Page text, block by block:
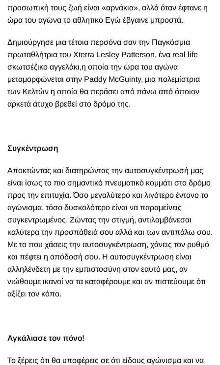
προσωπική τους ζωή είναι «αρνάκια», αλλά όταν έφτανε η
ώρα του αγώνα το αθλητικό Εγώ έβγαινε μπροστά.
Δημιούργησε μια τέτοια περσόνα σαν την Παγκόσμια
πρωταθλήτρια του Xterra Lesley Patterson, ένα real life
σκωτσέζικο αγγελάκι,η οποία την ώρα του αγώνα
μεταμορφώνεται στην Paddy McGuinty, μια πολεμίστρια
των Κελτών η οποία θα περάσει από πάνω από όποιον
αρκετά άτυχο βρεθεί στο δρόμο της.
Συγκέντρωση
Αποκτώντας και διατηρώντας την αυτοσυγκέντρωσή μας
είναι ίσως το πιο σημαντικό πνευματικό κομμάτι στο δρόμο
προς την επιτυχία. Όσο μεγαλύτερο και λιγότερο έντονο το
αγώνισμα, τόσο δυσκολότερο είναι να παραμείνεις
συγκεντρωμένος. Ζώντας την στιγμή, αντιλαμβάνεσαι
καλύτερα την προσπάθειά σου αλλά και των αντιπάλω σου.
Με το που χάσεις την αυτοσυγκέντρωση, χάνεις τον ρυθμό
και πέφτει η απόδοσή σου. Η αυτοσυγκέντρωση είναι
αλληλένδετη με την εμπιστοσύνη στον εαυτό μας, αν
νιώθουμε ικανοί να τα καταφέρουμε και αν πιστεύουμε ότι
αξίζει τον κόπο.
Αγκάλιασε τον πόνο!
Το ξέρεις ότι θα υποφέρεις σε ότι είδους αγώνισμα και να